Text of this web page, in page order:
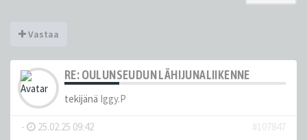
Vastaa
RE: OULUNSEUDUN LÄHIJUNALIIKENNE
tekijänä Iggy.P
- 25.02.25 09:42
#107847